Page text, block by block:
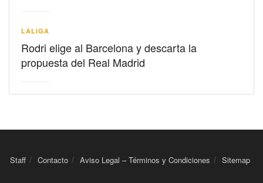
LALIGA
Rodri elige al Barcelona y descarta la
propuesta del Real Madrid
Staff Contacto Aviso Legal – Términos y Condiciones Sitemap